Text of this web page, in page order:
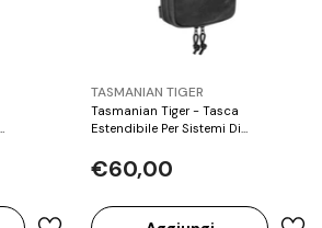
BRAND:
TASMANIAN TIGER
Tasmanian Tiger - Tasca
Estendibile Per Sistemi Di
€60,00